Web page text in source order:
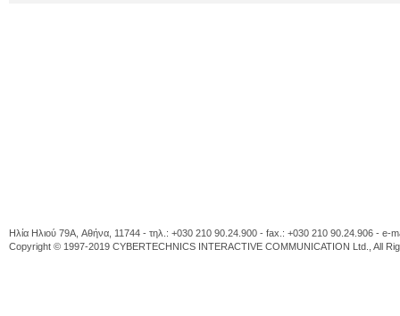
Ηλία Ηλιού 79A, Αθήνα, 11744 - τηλ.: +030 210 90.24.900 - fax.: +030 210 90.24.906 - e-
Copyright © 1997-2019 CYBERTECHNICS INTERACTIVE COMMUNICATION Ltd., All